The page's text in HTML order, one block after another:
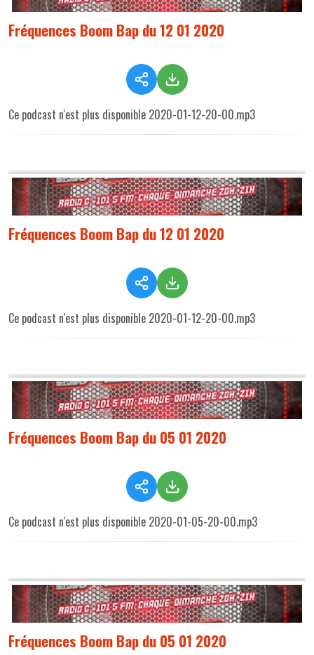
Fréquences Boom Bap du 12 01 2020
Ce podcast n'est plus disponible 2020-01-12-20-00.mp3
Fréquences Boom Bap du 12 01 2020
Ce podcast n'est plus disponible 2020-01-12-20-00.mp3
Fréquences Boom Bap du 05 01 2020
Ce podcast n'est plus disponible 2020-01-05-20-00.mp3
Fréquences Boom Bap du 05 01 2020